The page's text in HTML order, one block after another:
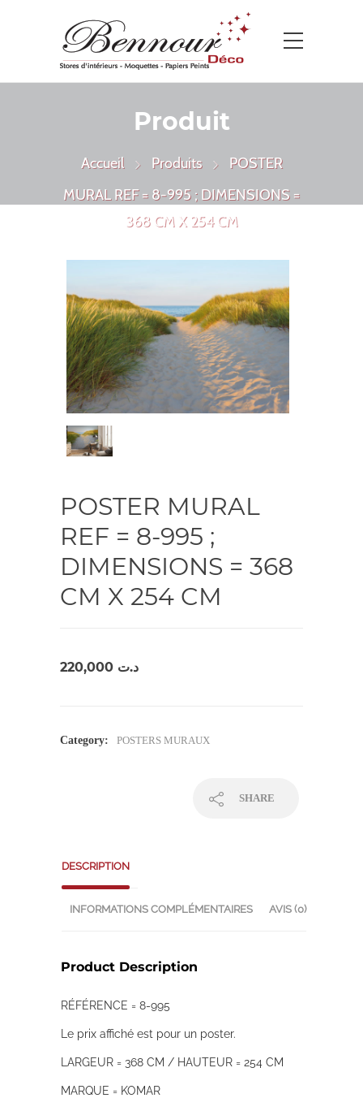
Produit
Accueil Produits
POSTER
MURAL REF = 8-995 ; DIMENSIONS =
368 CM X 254 CM
POSTER MURAL
REF = 8-995 ;
DIMENSIONS = 368
CM X 254 CM
د.ت
Category: POSTERS MURAUX
SHARE
DESCRIPTION
INFORMATIONS COMPLÉMENTAIRES AVIS (0)
Product Description
RÉFÉRENCE = 8-995
Le prix affiché est pour un poster.
LARGEUR = 368 CM / HAUTEUR = 254 CM
MARQUE = KOMAR